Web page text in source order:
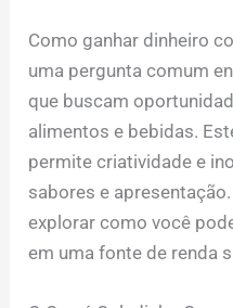
Como ganhar dinheiro
uma pergunta comum
que buscam
alimentos e bebidas.
permite criatividade e
sabores e
explorar como você
em uma fonte de renda